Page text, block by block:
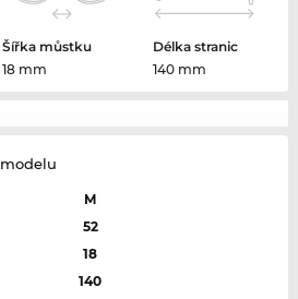
Šířka můstku
18 mm
Délka stranic
140 mm
modelu
M
52
18
140